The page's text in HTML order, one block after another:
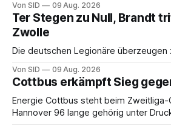
Von SID 09 Aug. 2026
Ter Stegen zu Null, Brandt
Zwolle
Die deutschen Legionäre überzeugen
Von SID 09 Aug. 2026
Cottbus erkämpft Sieg
Energie Cottbus steht beim
Hannover 96 lange gehörig unter